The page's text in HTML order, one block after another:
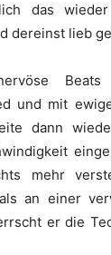
das
dereinst lieb
und mit
dann
mehr
an einer
er die